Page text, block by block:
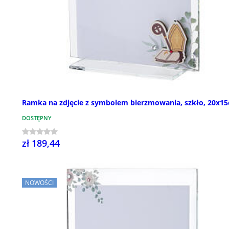
Ramka na zdjęcie z symbolem bierzmowania, szkło,
DOSTĘPNY
zł 189,44
NOWOŚCI